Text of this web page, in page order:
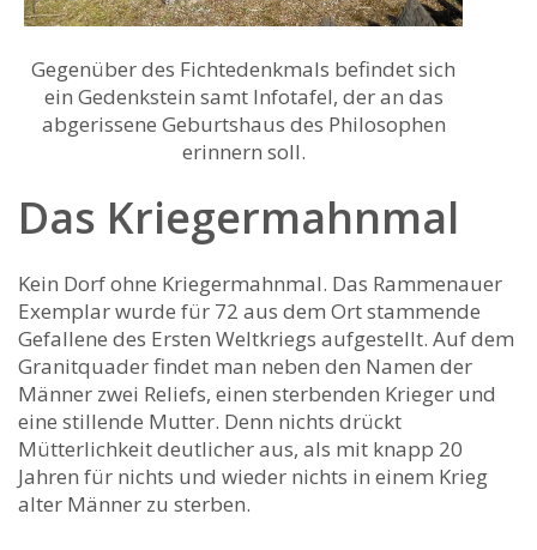
Gegenüber des Fichtedenkmals befindet sich
ein Gedenkstein samt Infotafel, der an das
abgerissene Geburtshaus des Philosophen
erinnern soll.
Das Kriegermahnmal
Kein Dorf ohne Kriegermahnmal. Das Rammenauer
Exemplar wurde für 72 aus dem Ort stammende
Gefallene des Ersten Weltkriegs aufgestellt. Auf dem
Granitquader findet man neben den Namen der
Männer zwei Reliefs, einen sterbenden Krieger und
eine stillende Mutter. Denn nichts drückt
Mütterlichkeit deutlicher aus, als mit knapp 20
Jahren für nichts und wieder nichts in einem Krieg
alter Männer zu sterben.